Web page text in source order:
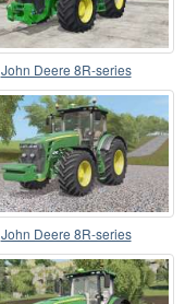
John Deere 8R-series
John Deere 8R-series